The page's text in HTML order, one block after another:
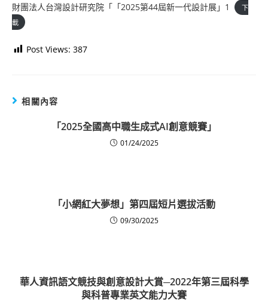
財團法人台灣設計研究院「「2025第44屆新一代設計展」1
下
載
Post Views: 387
相關內容
「2025全國高中職生成式AI創意競賽」
01/24/2025
「小網紅大夢想」第四屆短片選拔活動
09/30/2025
華人資訊語文競技與創意設計大賞─2022年第三屆科學
與科普專業英文能力大賽